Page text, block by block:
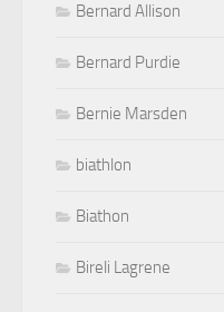
Bernard Allison
Bernard Purdie
Bernie Marsden
biathlon
Biathon
Bireli Lagrene